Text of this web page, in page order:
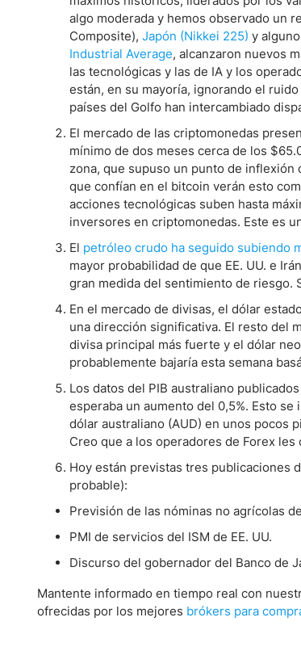
Paraguay
Peru
Panama
Latinoamérica
Nicaragua
Estados Unidos
Nasdaq 100
IBEX 35
Acciones
Banco Santander (SAN)
algo moderada y hemos observado un
Composite), Japón (Nikkei 225) y
Industrial Average, alcanzaron nuevos
las tecnológicas y las de IA y los
están, en su mayoría, ignorando el
países del Golfo han intercambiado
El mercado de las criptomonedas
mínimo de dos meses cerca de los
zona, que supuso un punto de
que confían en el bitcoin verán esto
acciones tecnológicas suben hasta
inversores en criptomonedas. Este es
El petróleo crudo ha seguido subiendo
mayor probabilidad de que EE. UU. e
gran medida del sentimiento de riesgo.
En el mercado de divisas, el dólar
una dirección significativa. El resto del
divisa principal más fuerte y el dólar
probablemente bajaría esta semana
Los datos del PIB australiano
esperaba un aumento del 0,5%. Esto
dólar australiano (AUD) en unos pocos
Creo que a los operadores de Forex
Hoy están previstas tres publicaciones
probable):
Previsión de las nóminas no agrícolas
PMI de servicios del ISM de EE. UU.
Discurso del gobernador del Banco de
Mantente informado en tiempo real con
ofrecidas por los mejores brókers para